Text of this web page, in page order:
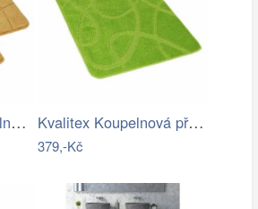
Kvalitex Sada koupelnových předložek… Kvalitex Koupelnová předložka Elipsy…
379,-Kč